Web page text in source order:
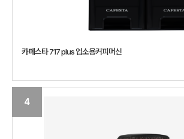
카페스타 717 plus 업소용커피머신
4